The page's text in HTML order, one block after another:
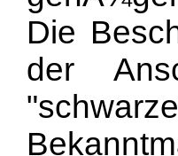
Die
der